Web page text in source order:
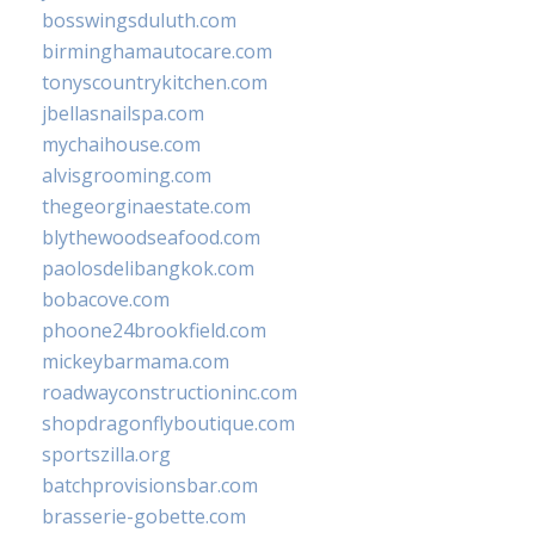
bosswingsduluth.com
birminghamautocare.com
tonyscountrykitchen.com
jbellasnailspa.com
mychaihouse.com
alvisgrooming.com
thegeorginaestate.com
blythewoodseafood.com
paolosdelibangkok.com
bobacove.com
phoone24brookfield.com
mickeybarmama.com
roadwayconstructioninc.com
shopdragonflyboutique.com
sportszilla.org
batchprovisionsbar.com
brasserie-gobette.com